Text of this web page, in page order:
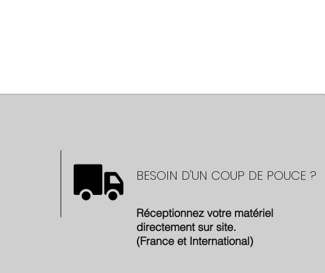
BESOIN D'UN COUP DE POUCE ?
Réceptionnez votre matériel
directement sur site.
(France et International)